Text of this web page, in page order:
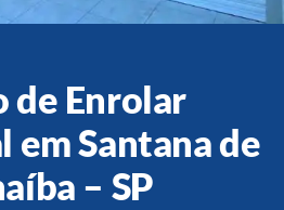
Acessórios
Portão de Garagem de
Enrolar em Teresópolis – RJ
de Enrolar
em Santana de
– SP